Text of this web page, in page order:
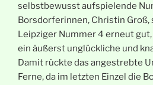
selbstbewusst aufspielende
Borsdorferinnen, Christin Groß,
Leipziger Nummer 4 erneut
ein äußerst unglückliche und
Damit rückte das angestrebte
Ferne, da im letzten Einzel die